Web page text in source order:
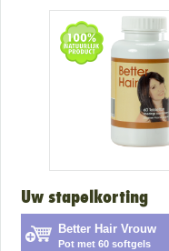
Uw stapelkorting
Better Hair Vrouw
Pot met 60 softgels